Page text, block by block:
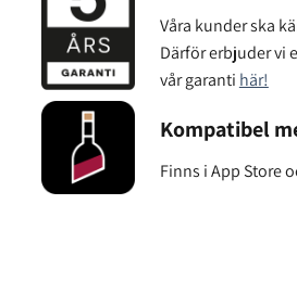
Våra kunder ska
Därför erbjuder vi
vår garanti här!
Kompatibel
Finns i App Store